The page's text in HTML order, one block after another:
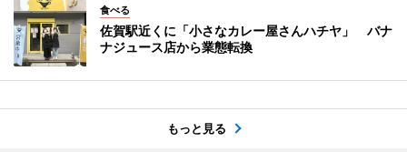
食べる
佐賀駅近くに「小さなカレー屋さんハチヤ」 バナ
ナジュース店から業態転換
もっと見る